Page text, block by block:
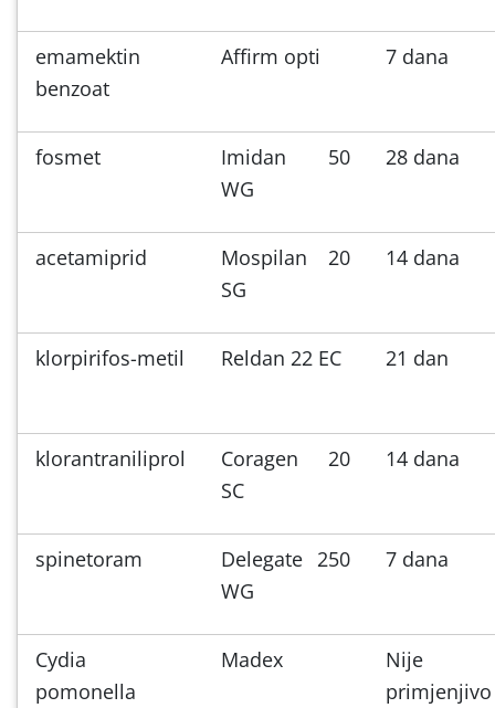
emamektin
benzoat
Affirm opti 7 dana
fosmet
Imidan 50
WG
28 dana
acetamiprid
Mospilan 20
SG
14 dana
klorpirifos-metil Reldan 22 EC 21 dan
klorantraniliprol
Coragen 20
SC
14 dana
spinetoram
Delegate 250
WG
7 dana
Cydia
pomonella
Madex
Nije
primjenjivo